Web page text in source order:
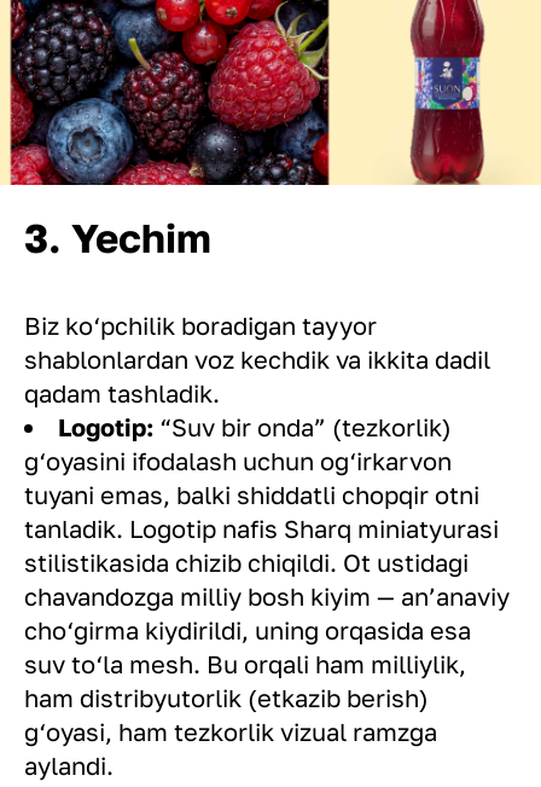
3. Yechim
Biz ko‘pchilik boradigan tayyor
shablonlardan voz kechdik va ikkita dadil
qadam tashladik.
Logotip: “Suv bir onda” (tezkorlik)
g‘oyasini ifodalash uchun og‘irkarvon
tuyani emas, balki shiddatli chopqir otni
tanladik. Logotip nafis Sharq miniatyurasi
stilistikasida chizib chiqildi. Ot ustidagi
chavandozga milliy bosh kiyim — an’anaviy
cho‘girma kiydirildi, uning orqasida esa
suv to‘la mesh. Bu orqali ham milliylik,
ham distribyutorlik (etkazib berish)
g‘oyasi, ham tezkorlik vizual ramzga
aylandi.